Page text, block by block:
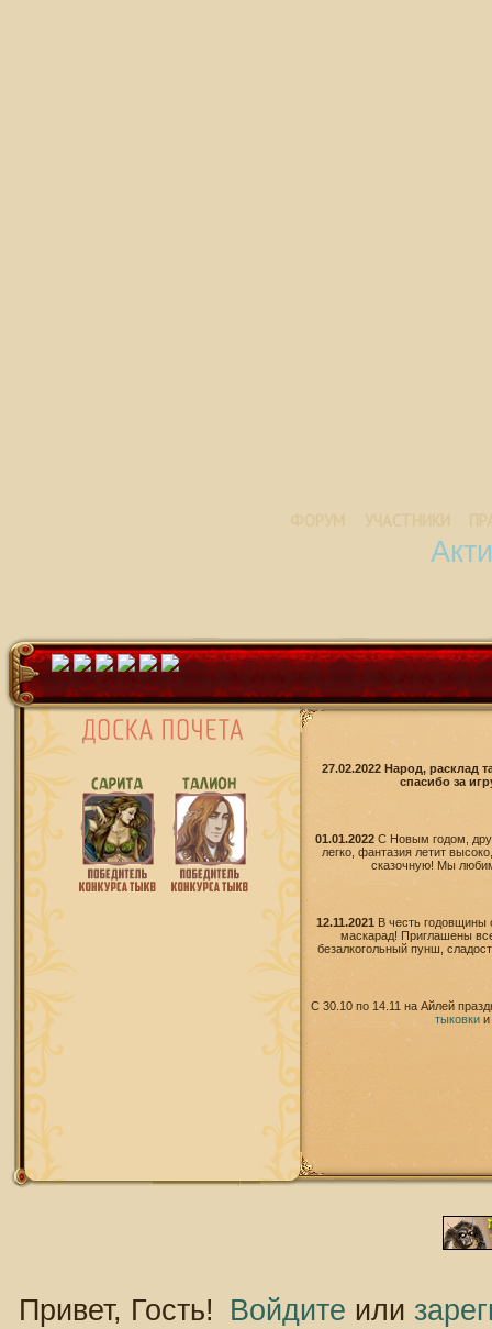
27.02.2022 Народ, расклад
спасибо за
01.01.2022 С Новым годом,
легко, фантазия летит
сказочную! Мы
12.11.2021
В честь годовщины
маскарад! Приглашены
безалкогольный пунш,
С 30.10 по 14.11 на Айлей
тыковкии
Привет, Гость! Войдите или